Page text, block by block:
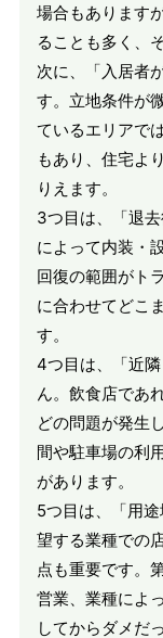
場合もあります
ることも多く、
次に、「入居者
す。立地条件が
ているエリアで
もあり、住宅よ
りえます。
3つ目は、「退
によって内装・
回復の範囲がト
に合わせてどこ
す。
4つ目は、「近
ん。飲食店であ
どの問題が発生
間や駐車場の利
があります。
5つ目は、「用
望する業種での
点も重要です。
営業、業種によ
してからダメだ